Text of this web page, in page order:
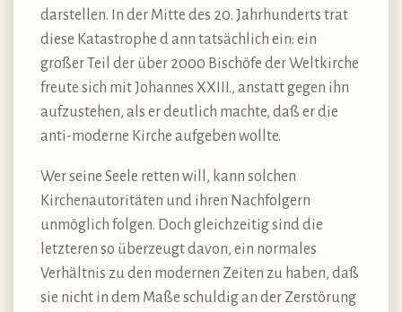
darstellen. In der Mitte des 20. Jahrhunderts trat
diese Katastrophe d ann tatsächlich ein: ein
großer Teil der über 2000 Bischöfe der Weltkirche
freute sich mit Johannes XXIII., anstatt gegen ihn
aufzustehen, als er deutlich machte, daß er die
anti-moderne Kirche aufgeben wollte.
Wer seine Seele retten will, kann solchen
Kirchenautoritäten und ihren Nachfolgern
unmöglich folgen. Doch gleichzeitig sind die
letzteren so überzeugt davon, ein normales
Verhältnis zu den modernen Zeiten zu haben, daß
sie nicht in dem Maße schuldig an der Zerstörung